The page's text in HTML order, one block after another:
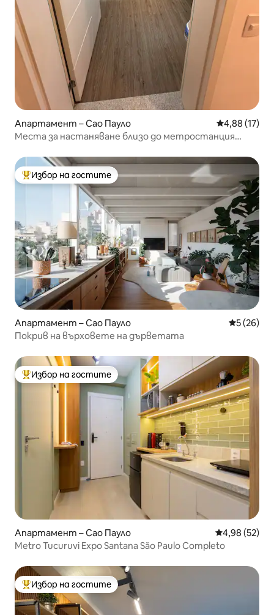
Апартамент – Сао Пауло Средна
4,88 (17)
Места за настаняване близо до метростанция
Най-популярен избор на гостите
Избор на гостите
Апартамент – Сао Пауло Средна
5 (26)
Покрив на върховете на дърветата
Най-популярен избор на гостите
Избор на гостите
Апартамент – Сао Пауло Средна
4,98 (52)
Metro Tucuruvi Expo Santana São Paulo Completo
Най-популярен избор на гостите
Избор на гостите